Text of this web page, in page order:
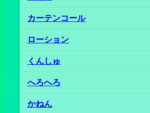
カーテンコール
ローション
くんしゅ
へろへろ
かねん